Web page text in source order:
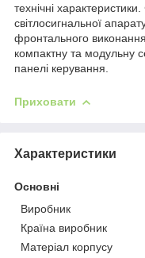
технічні
світлосигнальної
фронтального
компактну та модульну
панелі керування.
Приховати
Характеристики
Основні
Виробник
Країна виробник
Матеріал корпусу